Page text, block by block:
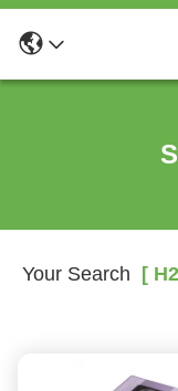
Your Search [